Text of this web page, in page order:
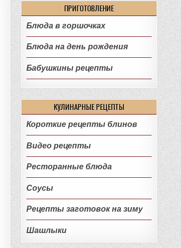
ПРИГОТОВЛЕНИЕ
Блюда в горшочках
Блюда на день рождения
Бабушкины рецепты
КУЛИНАРНЫЕ РЕЦЕПТЫ
Короткие рецепты блинов
Видео рецепты
Ресторанные блюда
Соусы
Рецепты заготовок на зиму
Шашлыки